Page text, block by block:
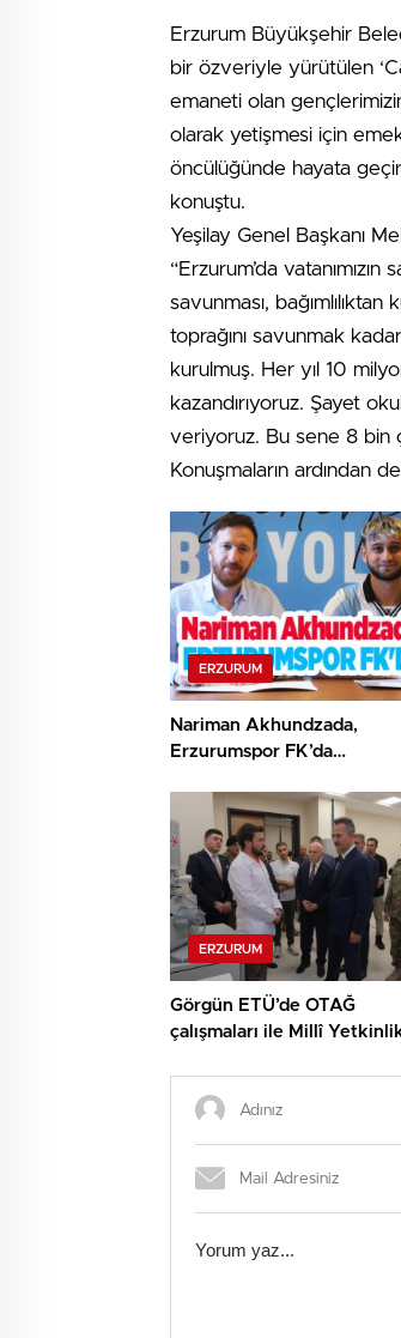
Erzurum Büyükşehir
bir özveriyle yürütülen
emaneti olan gençlerimizin
olarak yetişmesi için
öncülüğünde hayata
konuştu.
Yeşilay Genel Başkanı
“Erzurum’da vatanımızın
savunması,
toprağını savunmak
kurulmuş. Her yıl 10
kazandırıyoruz. Şayet
veriyoruz. Bu sene 8 bin
Konuşmaların ardından
ERZURUM
Nariman Akhundzada,
Erzurumspor FK’da…
ERZURUM
Görgün ETÜ’de OTAĞ
çalışmaları ile Millî